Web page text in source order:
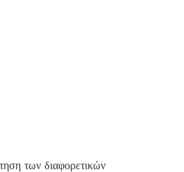
των διαφορετικών